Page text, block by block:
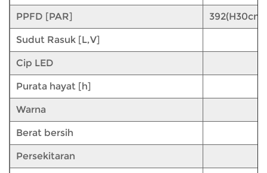
PPFD [PAR] 392(H30cm)
Sudut Rasuk [L,V]
Cip LED
Purata hayat [h]
Warna
Berat bersih
Persekitaran